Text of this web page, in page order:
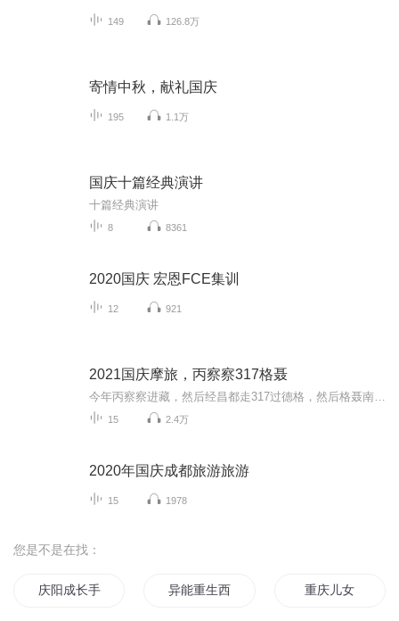
149 126.8万
寄情中秋，献礼国庆
195 1.1万
国庆十篇经典演讲
十篇经典演讲
8 8361
2020国庆 宏恩FCE集训
12 921
2021国庆摩旅，丙察察317格聂
15 2.4万
2020年国庆成都旅游旅游
15 1978
您是不是在找：
庆阳成长手札 异能重生西门庆 重庆儿女